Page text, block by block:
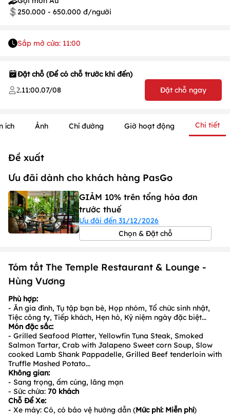
250.000 - 650.000 đ/người
Sắp mở cửa: 11:00
Đặt chỗ (Để có chỗ trước khi đến)
2.11:00.07/08 Đặt chỗ ngay
ích Ảnh Chỉ đường Giờ hoạt động Chi tiết
Đề xuất
Ưu đãi dành cho khách hàng PasGo
GIẢM 10% trên tổng hóa đơn
trước thuế
Ưu đãi đến 31/12/2026
Chọn & Đặt chỗ
Tóm tắt The Temple Restaurant & Lounge -
Hùng Vương
Phù hợp:
- Ăn gia đình, Tụ tập bạn bè, Họp nhóm, Tổ chức sinh nhật,
Tiệc công ty, Tiếp khách, Hẹn hò, Kỷ niệm ngày đặc biệt...
Món đặc sắc:
- Grilled Seafood Platter, Yellowfin Tuna Steak, Smoked
Salmon Tartar, Crab with Jalapeno Sweet corn Soup, Slow
cooked Lamb Shank Pappadelle, Grilled Beef tenderloin with
Truffle Mashed Potato...
Không gian:
- Sang trọng, ấm cúng, lãng mạn
- Sức chứa: 70 khách
Chỗ Để Xe:
- Xe máy: Có, có bảo vệ hướng dẫn (Mức phí: Miễn phí)